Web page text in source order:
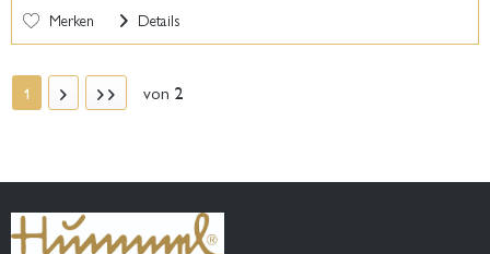
Merken Details
1 von 2